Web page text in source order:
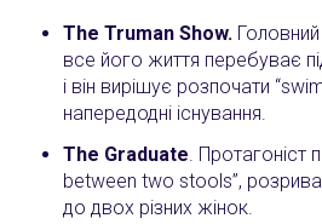
The Truman Show.
все його життя перебуває
і він вирішує розпочати
напередодні існування.
The Graduate. Протагоніст
between two stools”,
до двох різних жінок.